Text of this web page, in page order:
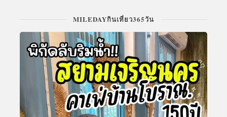
MILEDAYกินเที่ยว365วัน